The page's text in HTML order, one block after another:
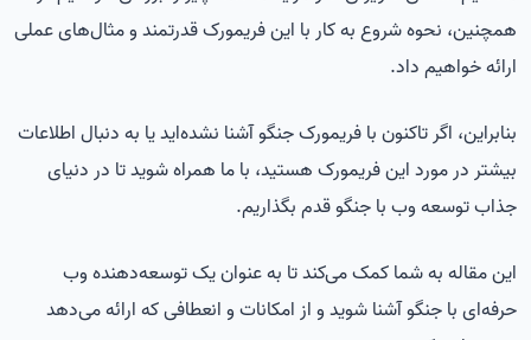
همچنین، نحوه شروع به کار با این فریمورک قدرتمند و مثال‌های عملی
ارائه خواهیم داد.
بنابراین، اگر تاکنون با فریمورک جنگو آشنا نشده‌اید یا به دنبال اطلاعات
بیشتر در مورد این فریمورک هستید، با ما همراه شوید تا در دنیای
جذاب توسعه وب با جنگو قدم بگذاریم.
این مقاله به شما کمک می‌کند تا به عنوان یک توسعه‌دهنده وب
حرفه‌ای با جنگو آشنا شوید و از امکانات و انعطافی که ارائه می‌دهد